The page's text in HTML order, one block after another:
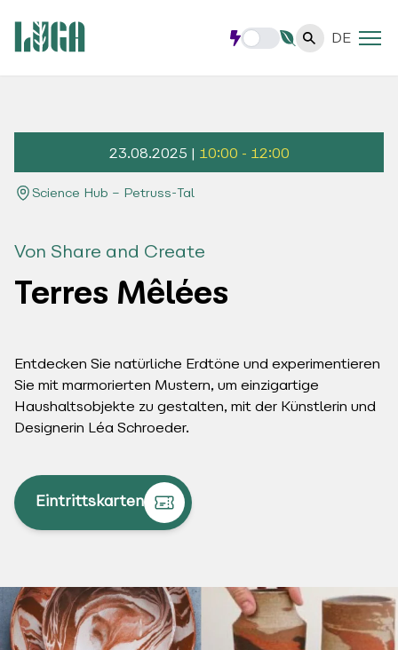
DE
23.08.2025 | 10:00 - 12:00
Science Hub – Petruss-Tal
Von Share and Create
Terres Mêlées
Entdecken Sie natürliche Erdtöne und experimentieren
Sie mit marmorierten Mustern, um einzigartige
Haushaltsobjekte zu gestalten, mit der Künstlerin und
Designerin Léa Schroeder.
Eintrittskarten